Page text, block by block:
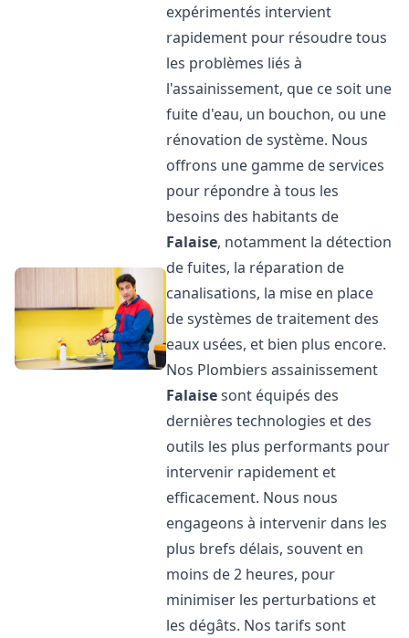
expérimentés intervient
rapidement pour résoudre tous
les problèmes liés à
l'assainissement, que ce soit une
fuite d'eau, un bouchon, ou une
rénovation de système. Nous
offrons une gamme de services
pour répondre à tous les
besoins des habitants de
Falaise, notamment la détection
de fuites, la réparation de
canalisations, la mise en place
de systèmes de traitement des
eaux usées, et bien plus encore.
Nos Plombiers assainissement
Falaisesont équipés des
dernières technologies et des
outils les plus performants pour
intervenir rapidement et
efficacement. Nous nous
engageons à intervenir dans les
plus brefs délais, souvent en
moins de 2 heures, pour
minimiser les perturbations et
les dégâts. Nos tarifs sont